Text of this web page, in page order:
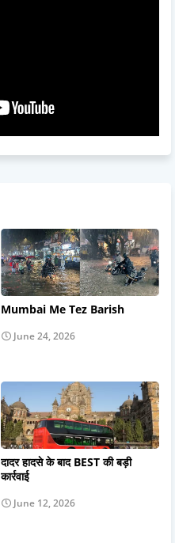
Mumbai Me Tez Barish
June 24, 2026
दादर हादसे के बाद BEST की बड़ी
कार्रवाई
June 12, 2026